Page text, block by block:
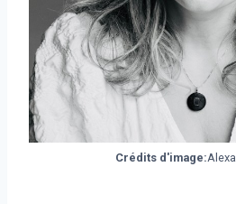
Crédits d'image: